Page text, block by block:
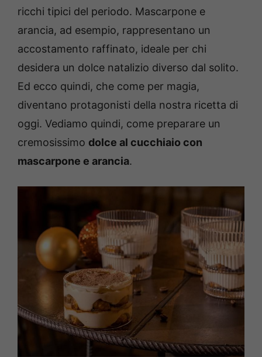
ricchi tipici del periodo. Mascarpone e
arancia, ad esempio, rappresentano un
accostamento raffinato, ideale per chi
desidera un dolce natalizio diverso dal solito.
Ed ecco quindi, che come per magia,
diventano protagonisti della nostra ricetta di
oggi. Vediamo quindi, come preparare un
cremosissimo dolce al cucchiaio con
mascarpone e arancia.